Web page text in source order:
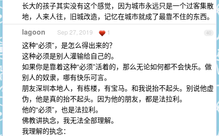
长大的孩子其实没有这个感觉，因为城市永远只是一个过客集散
地，人来人往，旧城改造，记忆在城市就成了最靠不住的东西。
40
lagoon Sep 27, 2019 1
这种“必须”，是怎么得出来的？
这种必须是别人灌输给自己的。
如果你是靠着这种“必须”活着的，那么无论如何都不会快乐。做
别人的奴隶，哪有快乐可言。
朋友深圳本地人，有栋楼，有宝马。和我说抬不起头。别说他虚
伪，他是真的抬不起头。因为他的朋友，都是法拉利。
他的“必须”，也是法拉利。
佛教讲执念，我无法全部理解。
我理解的执念：